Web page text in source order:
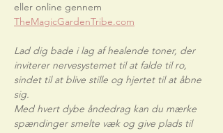
eller online gennem
TheMagicGardenTribe.com
Lad dig bade i lag af healende toner, der
inviterer nervesystemet til at falde til ro,
sindet til at blive stille og hjertet til at åbne
sig.
Med hvert dybe åndedrag kan du mærke
spændinger smelte væk og give plads til